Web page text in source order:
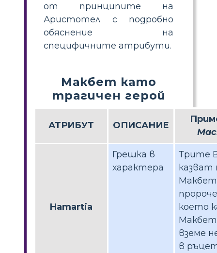
от принципите на
Аристотел с подробно
обяснение на
специфичните атрибути.
Макбет като
трагичен герой
АТРИБУТ ОПИСАНИЕ
Hamartia
Грешка в
характера
Трите
казват
Макбет
което
вземе
в